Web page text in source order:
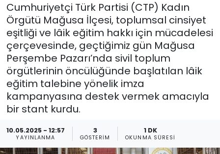
Cumhuriyetçi Türk Partisi (CTP) Kadın
Örgütü Mağusa İlçesi, toplumsal cinsiyet
eşitliği ve lâik eğitim hakkı için mücadelesi
çerçevesinde, geçtiğimiz gün Mağusa
Perşembe Pazarı’nda sivil toplum
örgütlerinin öncülüğünde başlatılan lâik
eğitim talebine yönelik imza
kampanyasına destek vermek amacıyla
bir stant kurdu.
10.05.2025 - 12:57
YAYINLANMA
3
GÖSTERIM
1 DK
OKUNMA SÜRESI
GEZİ
Güncel
Gündem
KKTC
KKTC YEREL SEÇİM 2018
Kültür Sanat